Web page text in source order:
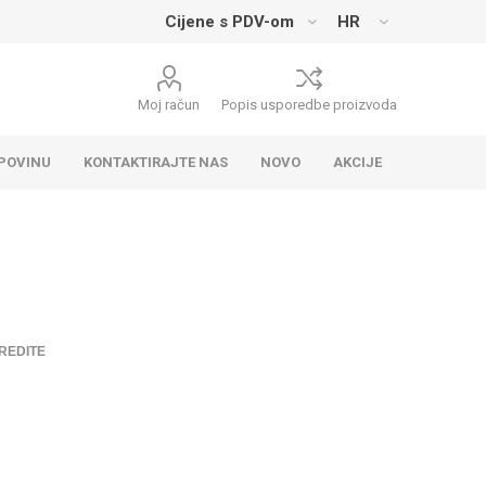
Moj račun Popis usporedbe proizvoda
KONTAKTIRAJTE NAS NOVO AKCIJE